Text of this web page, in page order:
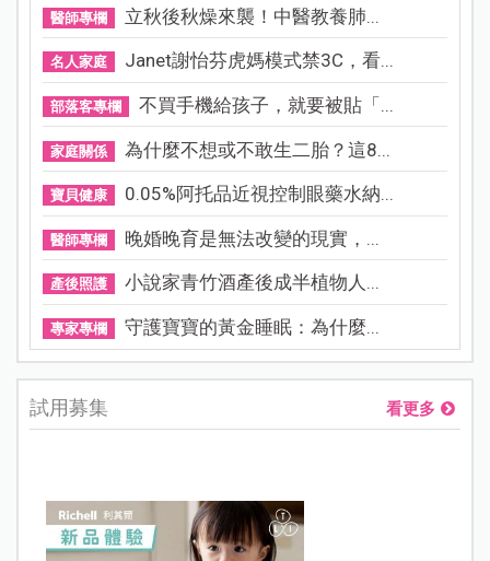
醫師專欄 立秋後秋燥來襲！中醫教養肺...
名人家庭 Janet謝怡芬虎媽模式禁3C，看...
部落客專欄 不買手機給孩子，就要被貼「...
家庭關係 為什麼不想或不敢生二胎？這8...
寶貝健康 0.05%阿托品近視控制眼藥水納...
醫師專欄 晚婚晚育是無法改變的現實，...
產後照護 小說家青竹酒產後成半植物人...
專家專欄 守護寶寶的黃金睡眠：為什麼...
試用募集 看更多